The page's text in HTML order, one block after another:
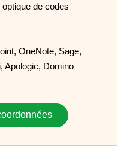
de codes
OneNote, Sage,
Apologic, Domino